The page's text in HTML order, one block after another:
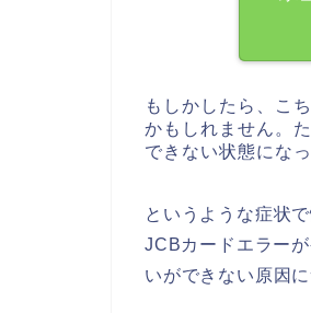
もしかしたら、こ
かもしれません。
できない状態にな
というような症状
JCBカードエラー
いができない原因